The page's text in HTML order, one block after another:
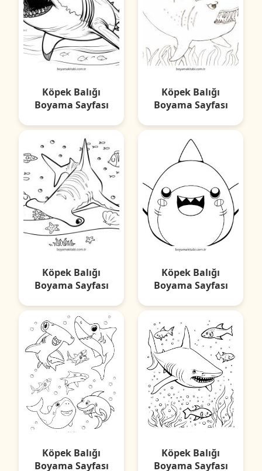
Köpek Balığı
Boyama Sayfası
Köpek Balığı
Boyama Sayfası
Köpek Balığı
Boyama Sayfası
Köpek Balığı
Boyama Sayfası
Köpek Balığı
Boyama Sayfası
Köpek Balığı
Boyama Sayfası